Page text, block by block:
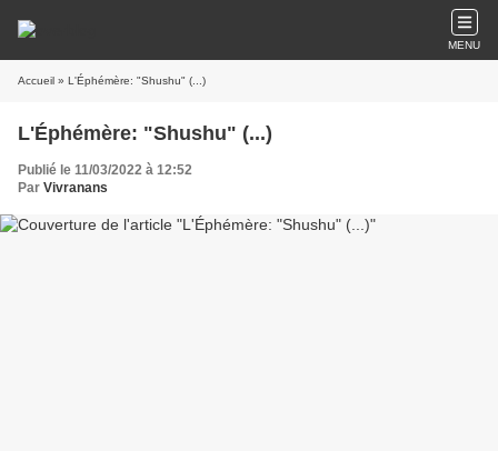
MENU
Accueil » L'Éphémère: "Shushu" (...)
L'Éphémère: "Shushu" (...)
Publié le 11/03/2022 à 12:52
Par Vivranans